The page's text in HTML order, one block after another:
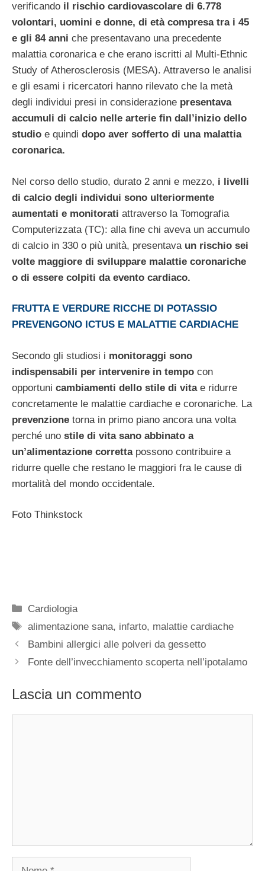
verificando il rischio cardiovascolare di 6.778
volontari, uomini e donne, di età compresa tra i 45
e gli 84 anni che presentavano una precedente
malattia coronarica e che erano iscritti al Multi-Ethnic
Study of Atherosclerosis (MESA). Attraverso le analisi
e gli esami i ricercatori hanno rilevato che la metà
degli individui presi in considerazione presentava
accumuli di calcio nelle arterie fin dall’inizio dello
studio e quindi dopo aver sofferto di una malattia
coronarica.
Nel corso dello studio, durato 2 anni e mezzo, i livelli
di calcio degli individui sono ulteriormente
aumentati e monitorati attraverso la Tomografia
Computerizzata (TC): alla fine chi aveva un accumulo
di calcio in 330 o più unità, presentava un rischio sei
volte maggiore di sviluppare malattie coronariche
o di essere colpiti da evento cardiaco.
FRUTTA E VERDURE RICCHE DI POTASSIO
PREVENGONO ICTUS E MALATTIE CARDIACHE
Secondo gli studiosi i monitoraggi sono
indispensabili per intervenire in tempo con
opportuni cambiamenti dello stile di vita e ridurre
concretamente le malattie cardiache e coronariche. La
prevenzione torna in primo piano ancora una volta
perché uno stile di vita sano abbinato a
un’alimentazione corretta possono contribuire a
ridurre quelle che restano le maggiori fra le cause di
mortalità del mondo occidentale.
Foto Thinkstock
Categorie
Cardiologia
Tag
alimentazione sana, infarto, malattie cardiache
Bambini allergici alle polveri da gessetto
Fonte dell’invecchiamento scoperta nell’ipotalamo
Lascia un commento
Nome